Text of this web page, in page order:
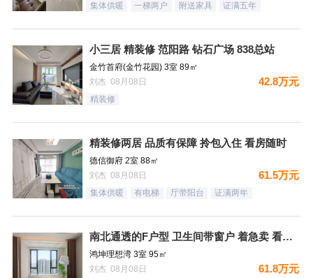
集体供暖 一梯两户 附送家具 证满五年
小三居 精装修 范阳路 钻石广场 838总站
金竹首府(金竹花园) 3室 89㎡
刘杰 08月08日
42.8万元
精装修
精装修两居 品质有保障 拎包入住 看房随时
德信御府 2室 88㎡
刘杰 08月08日
61.5万元
集体供暖 有电梯 厅带阳台 证满两年
南北通透的F户型 卫生间带窗户 着急卖 看房随时
鸿坤理想湾 3室 95㎡
刘杰 08月08日
61.8万元